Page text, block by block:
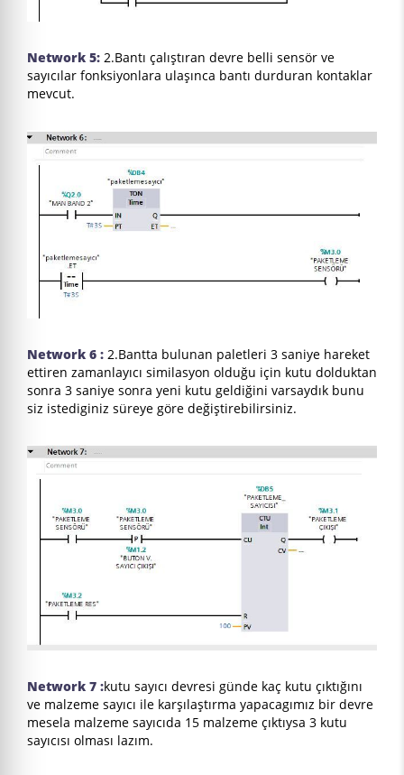
Network 5: 2.Bantı çalıştıran devre belli sensör ve
sayıcılar fonksiyonlara ulaşınca bantı durduran kontaklar
mevcut.
Network 6 : 2.Bantta bulunan paletleri 3 saniye hareket
ettiren zamanlayıcı similasyon olduğu için kutu dolduktan
sonra 3 saniye sonra yeni kutu geldiğini varsaydık bunu
siz istediginiz süreye göre değiştirebilirsiniz.
Network 7 :kutu sayıcı devresi günde kaç kutu çıktığını
ve malzeme sayıcı ile karşılaştırma yapacagımız bir devre
mesela malzeme sayıcıda 15 malzeme çıktıysa 3 kutu
sayıcısı olması lazım.